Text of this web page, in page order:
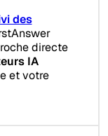
des
directe
IA
et votre